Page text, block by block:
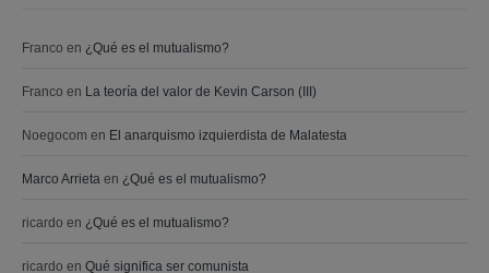
Franco en ¿Qué es el mutualismo?
Franco en La teoría del valor de Kevin Carson (III)
Noegocom en El anarquismo izquierdista de Malatesta
Marco Arrieta en ¿Qué es el mutualismo?
ricardo en ¿Qué es el mutualismo?
ricardo en Qué significa ser comunista